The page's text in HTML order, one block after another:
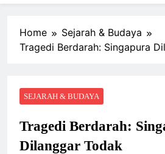
Home
Sejarah & Budaya
Tragedi Berdarah: Singapura
SEJARAH & BUDAYA
Tragedi Berdarah:
Dilanggar Todak